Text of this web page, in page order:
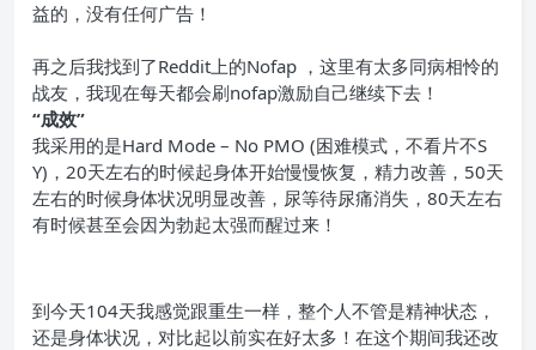
益的，没有任何广告！
再之后我找到了Reddit上的Nofap ，这里有太多同病相怜的
战友，我现在每天都会刷nofap激励自己继续下去！
“成效”
我采用的是Hard Mode – No PMO (困难模式，不看片不S
Y)，20天左右的时候起身体开始慢慢恢复，精力改善，50天
左右的时候身体状况明显改善，尿等待尿痛消失，80天左右
有时候甚至会因为勃起太强而醒过来！
到今天104天我感觉跟重生一样，整个人不管是精神状态，
还是身体状况，对比起以前实在好太多！在这个期间我还改